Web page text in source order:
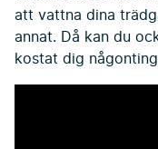
att vattna dina
annat. Då kan du
kostat dig